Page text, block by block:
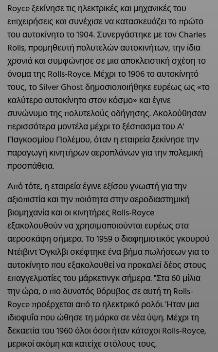
Royce ξεκίνησε τις ηλεκτρικές και μηχανικές του
επιχειρήσεις και συνέχισε να κατασκευάζει το πρώτο
του αυτοκίνητο το 1904. Συνεργάστηκε με τον Charles
Rolls, προμηθευτή πολυτελών αυτοκινήτων, την ίδια
χρονιά και συμφώνησε σε μια αποκλειστική σχέση το
όνομα της Rolls-Royce. Μέχρι το 1906 το αυτοκίνητό
τους, το Silver Ghost δημοσιοποιήθηκε ευρέως ως «το
καλύτερο αυτοκίνητο στον κόσμο» και έγινε
συνώνυμο της πολυτελούς οδήγησης. Ακολούθησαν
περισσότερα μοντέλα μέχρι το ξέσπασμα του Α'
Παγκοσμίου Πολέμου, όταν η εταιρεία ξεκίνησε την
παραγωγή κινητήρων αεροπλάνων για την πολεμική
προσπάθεια.
Από τότε, η εταιρεία έγινε εξίσου γνωστή για την
αξιοπιστία και την ποιότητα στην αεροδιαστημική
βιομηχανία και οι κινητήρες Rolls-Royce
εξακολουθούν να χρησιμοποιούνται ευρέως στα
αεροσκάφη σήμερα. Το 1959 ο διαφημιστικός γκουρού
Ντέιβιντ Όγκιλβι σκέφτηκε ένα βήμα πωλήσεων για το
αυτοκίνητο που εξακολουθεί να προκαλεί δέος στους
επαγγελματίες του μάρκετινγκ σήμερα. "Στα 60 μίλια
την ώρα, ο πιο δυνατός θόρυβος σε αυτή τη Rolls-
Royce προέρχεται από το ηλεκτρικό ρολόι. Ήταν μια
ιδιοφυΐα που ώθησε τη μάρκα σε νέα ύψη. Μέχρι τη
δεκαετία του 1960 όλοι όσοι ήταν κάτοχοι Rolls-Royce,
μερικοί ακόμη και κατείχε στόλους τους.